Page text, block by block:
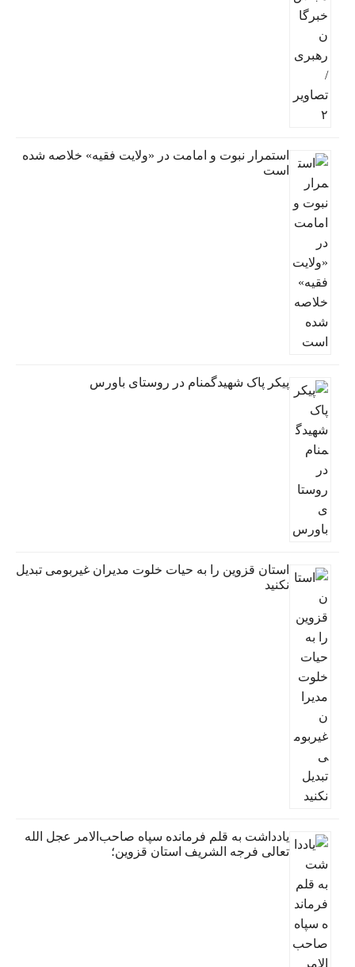
استمرار نبوت و امامت در «ولایت فقیه» خلاصه شده
است
پیکر پاک شهیدگمنام در روستای باورس
استان قزوین را به حیات خلوت مدیران غیربومی تبدیل
نکنید
یادداشت به قلم فرمانده سپاه صاحب‌الامر عجل الله
تعالی فرجه الشریف استان قزوین؛